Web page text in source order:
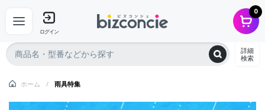
ログイン
0
詳細
検索
ホーム 雨具特集